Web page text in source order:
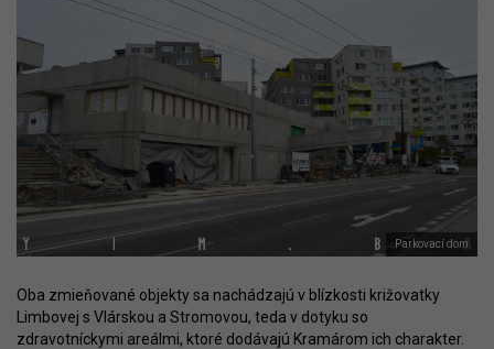
Parkovací dom
Oba zmieňované objekty sa nachádzajú v blízkosti križovatky
Limbovej s Vlárskou a Stromovou, teda v dotyku so
zdravotníckymi areálmi, ktoré dodávajú Kramárom ich charakter.